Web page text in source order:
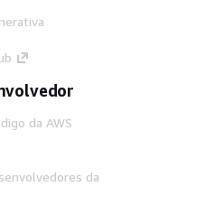
da AWS
da